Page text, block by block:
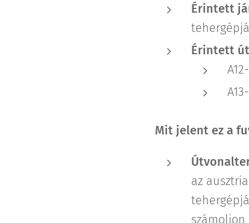
Érintett
Érintett
Mit jelent ez a
az